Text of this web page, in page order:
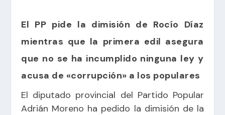
El PP pide la dimisión de Rocío Díaz
mientras que la primera edil asegura
que no se ha incumplido ninguna ley y
acusa de «corrupción» a los populares
El diputado provincial del Partido Popular
Adrián Moreno ha pedido la dimisión de la